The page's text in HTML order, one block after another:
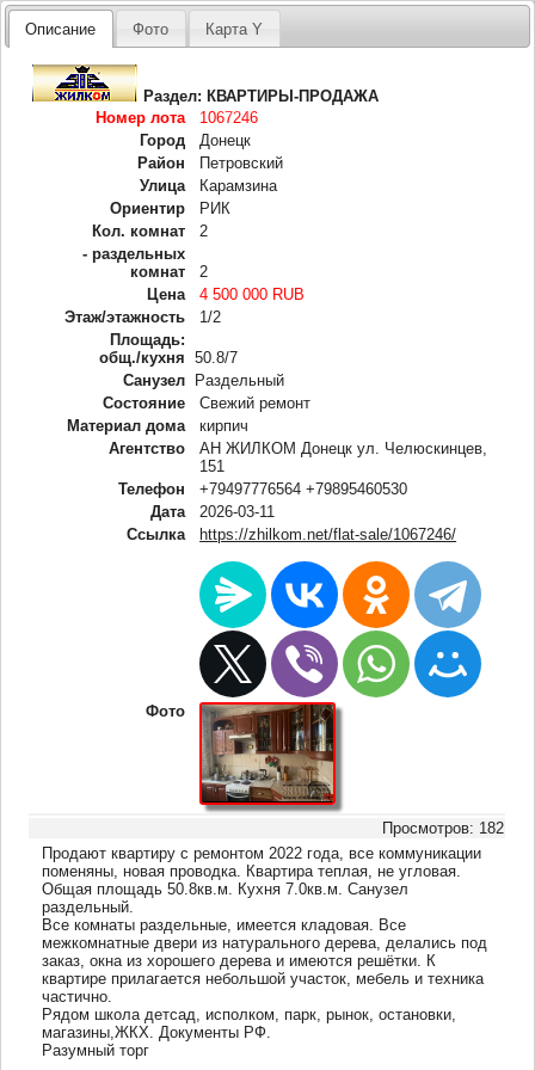
Описание Фото Карта Y
Раздел:КВАРТИРЫ-ПРОДАЖА
Номер лота
1067246
Город
Донецк
Район
Петровский
Улица
Карамзина
Ориентир
РИК
Кол. комнат
2
- раздельных
комнат
2
Цена
4 500 000 RUB
Этаж/этажность
1/2
Площадь:
общ./кухня
50.8/7
Санузел Раздельный
Состояние
Свежий ремонт
Материал дома
кирпич
Агентство
АН ЖИЛКОМ Донецк ул. Челюскинцев,
151
Телефон
+79497776564 +79895460530
Дата
2026-03-11
Ссылка
https://zhilkom.net/flat-sale/1067246/
Фото
Просмотров: 182
Продают квартиру с ремонтом 2022 года, все коммуникации
поменяны, новая проводка. Квартира теплая, не угловая.
Общая площадь 50.8кв.м. Кухня 7.0кв.м. Санузел
раздельный.
Все комнаты раздельные, имеется кладовая. Все
межкомнатные двери из натурального дерева, делались под
заказ, окна из хорошего дерева и имеются решётки. К
квартире прилагается небольшой участок, мебель и техника
частично.
Рядом школа детсад, исполком, парк, рынок, остановки,
магазины,ЖКХ. Документы РФ.
Разумный торг